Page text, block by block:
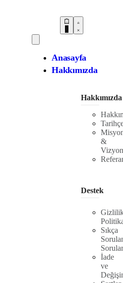
Anasayfa
Hakkımızda
Hakkımızda
&
Destek
Sıkça
İade
ve